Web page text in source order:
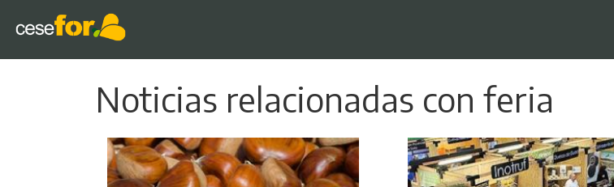
al
contenido
principal
Noticias relacionadas con feria